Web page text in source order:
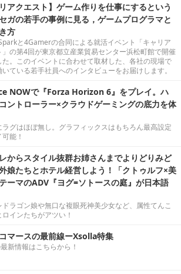
リアクエスト】ゲーム作りを仕事にするという
ガの若手の事例に見る，ゲームプログラマと
方
と4Gamerの合同による就活イベント「キャリア
」の第4回が東京都立産業貿易センター浜松町館で開催
た。このイベントに合わせて取材した、各社の現場で
ている若手社員へのインタビューをお届けします。
NOWで『Forza Horizon 6』をプレイ。ハ
ントローラー×クラウドゲーミングの底力を体
ラグはほぼ無し。グラフィックスはもちろん最高設定
能！
からスタイル抜群お姉さんまでよりどりみど
娘たちとホテル経営しよう！「クトゥルフ×美
ーマのADV『ヨグ=ソトースの庭』が日本語
ドラゴン娘や無口な複眼死神美少女など、属性てんこ
ロインたちがアツい！
マースの最前線ーXsolla特集
新情報はこちらから！